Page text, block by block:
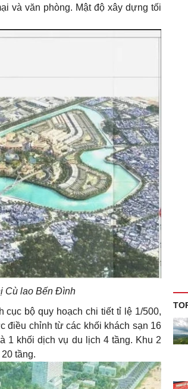
và văn phòng. Mật độ xây dựng tối
Cù lao Bến Đình
bộ quy hoạch chi tiết tỉ lệ 1/500,
điều chỉnh từ các khối khách sạn 16
1 khối dịch vụ du lịch 4 tầng. Khu 2
tầng.